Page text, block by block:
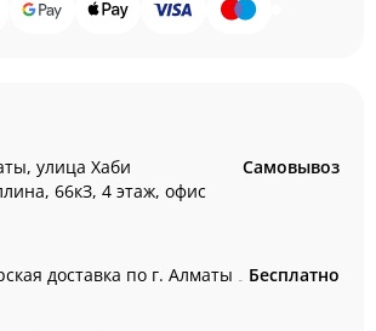
улица Хаби
66кЗ, 4 этаж, офис
Самовывоз
доставка по г. Алматы Бесплатно